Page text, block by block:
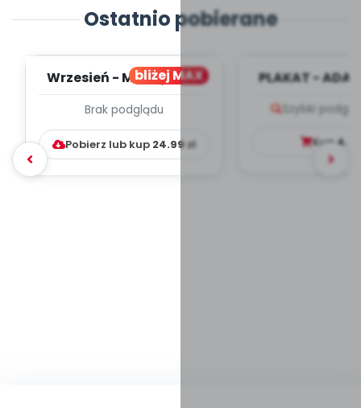
Ostatnio pobierane
bliżej MAX
Wrzesień - MIESIĘCZNY
WYCHOWAWCZO –
DYDAKTYC...
Brak podglądu
Pobierz lub kup 24.99zł
PLAKAT -
Szybki
Kup